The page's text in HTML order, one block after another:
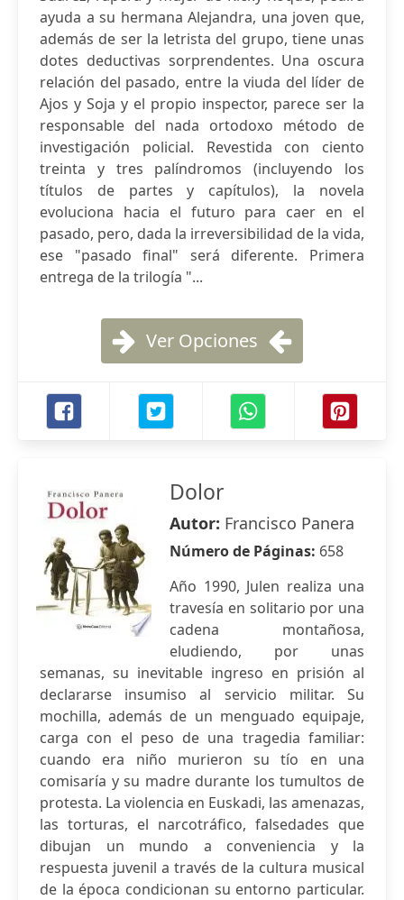
ayuda a su hermana Alejandra, una joven que,
además de ser la letrista del grupo, tiene unas
dotes deductivas sorprendentes. Una oscura
relación del pasado, entre la viuda del líder de
Ajos y Soja y el propio inspector, parece ser la
responsable del nada ortodoxo método de
investigación policial. Revestida con ciento
treinta y tres palíndromos (incluyendo los
títulos de partes y capítulos), la novela
evoluciona hacia el futuro para caer en el
pasado, pero, dada la irreversibilidad de la vida,
ese "pasado final" será diferente. Primera
entrega de la trilogía "...
Ver Opciones
Dolor
Autor: Francisco Panera
Número de Páginas: 658
Año 1990, Julen realiza una
travesía en solitario por una
cadena montañosa,
eludiendo, por unas
semanas, su inevitable ingreso en prisión al
declararse insumiso al servicio militar. Su
mochilla, además de un menguado equipaje,
carga con el peso de una tragedia familiar:
cuando era niño murieron su tío en una
comisaría y su madre durante los tumultos de
protesta. La violencia en Euskadi, las amenazas,
las torturas, el narcotráfico, falsedades que
dibujan un mundo a conveniencia y la
respuesta juvenil a través de la cultura musical
de la época condicionan su entorno particular.